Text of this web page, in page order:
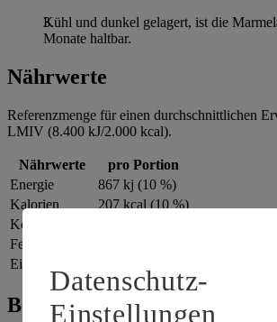
Kühl und dunkel gelagert, ist die
Monate haltbar.
Nährwerte
Referenzmenge für einen durchschnittlichen
LMIV (8.400 kJ/2.000 kcal).
Nährwerte
pro Portion
Energie
867 kj (10 %)
Kalorien
207 kcal (10 %)
Kohlenhydrate
Fett
Eiweiß
Bewertung
Datenschutz-
Einstellungen